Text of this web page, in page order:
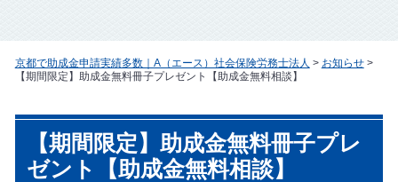
京都で助成金申請実績多数｜A（エース）社会保険労務士法人 > お知らせ>
【期間限定】助成金無料冊子プレゼント【助成金無料相談】
【期間限定】助成金無料冊子プレ
ゼント【助成金無料相談】